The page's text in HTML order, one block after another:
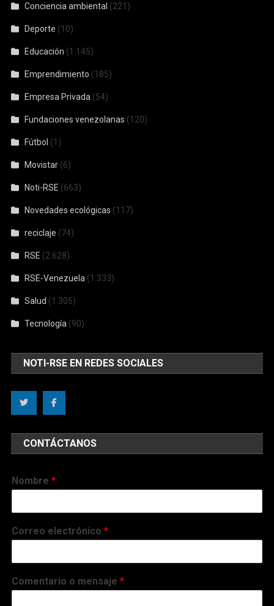
Conciencia ambiental (221)
Deporte (10)
Educación (1.145)
Emprendimiento (185)
Empresa Privada (54)
Fundaciones venezolanas (120)
Fútbol (1)
Movistar (6)
Noti-RSE (663)
Novedades ecológicas (117)
reciclaje (74)
RSE (2.628)
RSE-Venezuela (1.333)
Salud (1.305)
Tecnología (90)
NOTI-RSE EN REDES SOCIALES
CONTÁCTANOS
Nombre*
Correo electrónico*
Comentario o mensaje*